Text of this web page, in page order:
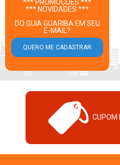
*** PROMOÇÕES ***
*** NOVIDADES ***
DO GUIA GUARIBA EM SEU
E-MAIL?
CUPOM